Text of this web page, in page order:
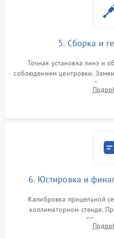
5. Сборка и
Точная установка линз и
соблюдением центровки.
нанесение влагозащитной
и заполнение его
6. Юстировка и
Калибровка прицельной
коллиматорном стенде.
механизма поправок.
ударном стенде для